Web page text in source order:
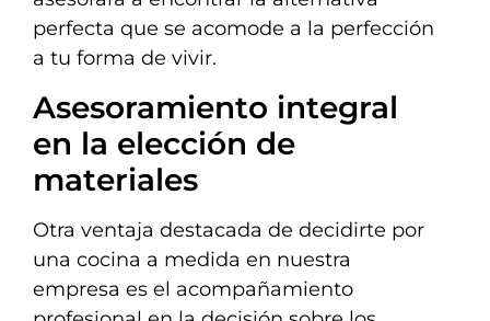
perfecta que se acomode a la perfección
a tu forma de vivir.
Asesoramiento integral
en la elección de
materiales
Otra ventaja destacada de decidirte por
una cocina a medida en nuestra
empresa es el acompañamiento